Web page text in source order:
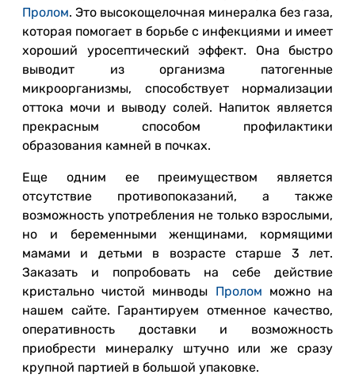
Пролом. Это высокощелочная минералка без газа,
которая помогает в борьбе с инфекциями и имеет
хороший уросептический эффект. Она быстро
выводит из организма патогенные
микроорганизмы, способствует нормализации
оттока мочи и выводу солей. Напиток является
прекрасным способом профилактики
образования камней в почках.
Еще одним ее преимуществом является
отсутствие противопоказаний, а также
возможность употребления не только взрослыми,
но и беременными женщинами, кормящими
мамами и детьми в возрасте старше 3 лет.
Заказать и попробовать на себе действие
кристально чистой минводы Пролом можно на
нашем сайте. Гарантируем отменное качество,
оперативность доставки и возможность
приобрести минералку штучно или же сразу
крупной партией в большой упаковке.